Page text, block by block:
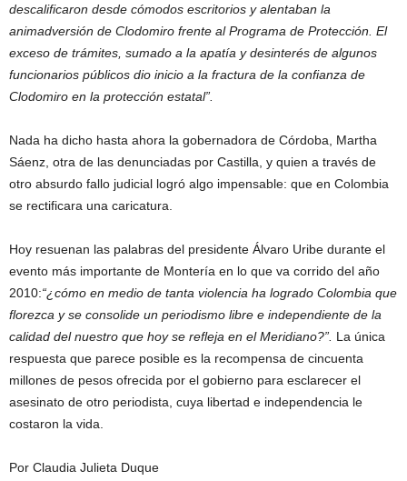
descalificaron desde cómodos escritorios y alentaban la
animadversión de Clodomiro frente al Programa de Protección. El
exceso de trámites, sumado a la apatía y desinterés de algunos
funcionarios públicos dio inicio a la fractura de la confianza de
Clodomiro en la protección estatal”.
Nada ha dicho hasta ahora la gobernadora de Córdoba, Martha
Sáenz, otra de las denunciadas por Castilla, y quien a través de
otro absurdo fallo judicial logró algo impensable: que en Colombia
se rectificara una caricatura.
Hoy resuenan las palabras del presidente Álvaro Uribe durante el
evento más importante de Montería en lo que va corrido del año
2010:“¿cómo en medio de tanta violencia ha logrado Colombia que
florezca y se consolide un periodismo libre e independiente de la
calidad del nuestro que hoy se refleja en el Meridiano?”. La única
respuesta que parece posible es la recompensa de cincuenta
millones de pesos ofrecida por el gobierno para esclarecer el
asesinato de otro periodista, cuya libertad e independencia le
costaron la vida.
Por Claudia Julieta Duque